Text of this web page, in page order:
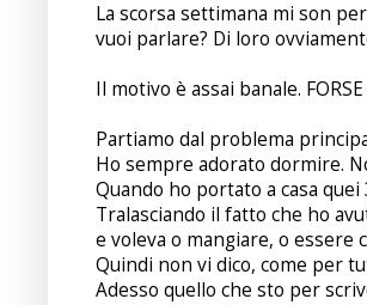
La scorsa settimana mi son
vuoi parlare? Di loro
Il motivo è assai banale.
Partiamo dal problema
Ho sempre adorato dormire.
Quando ho portato a casa
Tralasciando il fatto che ho
e voleva o mangiare, o essere
Quindi non vi dico, come per
Adesso quello che sto per